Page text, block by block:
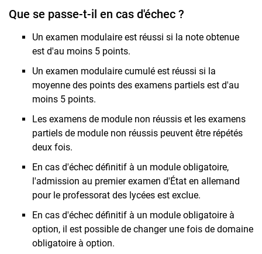
Que se passe-t-il en cas d'échec ?
Un examen modulaire est réussi si la note obtenue
est d'au moins 5 points.
Un examen modulaire cumulé est réussi si la
moyenne des points des examens partiels est d'au
moins 5 points.
Les examens de module non réussis et les examens
partiels de module non réussis peuvent être répétés
deux fois.
En cas d'échec définitif à un module obligatoire,
l'admission au premier examen d'État en allemand
pour le professorat des lycées est exclue.
En cas d'échec définitif à un module obligatoire à
option, il est possible de changer une fois de domaine
obligatoire à option.